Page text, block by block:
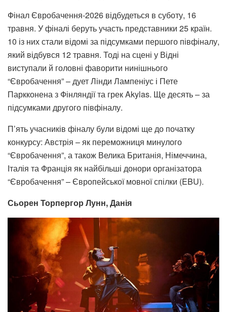
Фінал Євробачення-2026 відбудеться в суботу, 16
травня. У фіналі беруть участь представники 25 країн.
10 із них стали відомі за підсумками першого півфіналу,
який відбувся 12 травня. Тоді на сцені у Відні
виступали й головні фаворити нинішнього
“Євробачення” – дует Лінди Лампеніус і Пете
Паркконена з Фінляндії та грек Akylas. Ще десять – за
підсумками другого півфіналу.
П’ять учасників фіналу були відомі ще до початку
конкурсу: Австрія – як переможниця минулого
“Євробачення”, а також Велика Британія, Німеччина,
Італія та Франція як найбільші донори організатора
“Євробачення” – Європейської мовної спілки (EBU).
Сьорен Торпергор Лунн, Данія